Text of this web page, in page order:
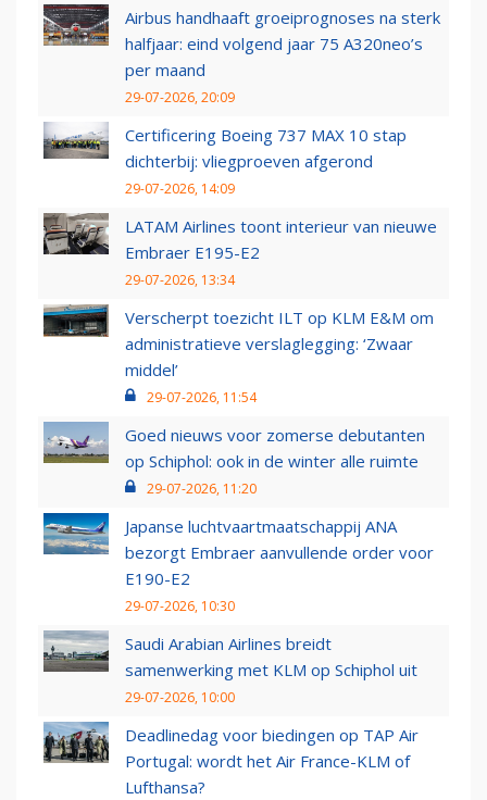
Airbus handhaaft groeiprognoses na sterk
halfjaar: eind volgend jaar 75 A320neo’s
per maand
29-07-2026, 20:09
Certificering Boeing 737 MAX 10 stap
dichterbij: vliegproeven afgerond
29-07-2026, 14:09
LATAM Airlines toont interieur van nieuwe
Embraer E195-E2
29-07-2026, 13:34
Verscherpt toezicht ILT op KLM E&M om
administratieve verslaglegging: ‘Zwaar
middel’
29-07-2026, 11:54
Goed nieuws voor zomerse debutanten
op Schiphol: ook in de winter alle ruimte
29-07-2026, 11:20
Japanse luchtvaartmaatschappij ANA
bezorgt Embraer aanvullende order voor
E190-E2
29-07-2026, 10:30
Saudi Arabian Airlines breidt
samenwerking met KLM op Schiphol uit
29-07-2026, 10:00
Deadlinedag voor biedingen op TAP Air
Portugal: wordt het Air France-KLM of
Lufthansa?